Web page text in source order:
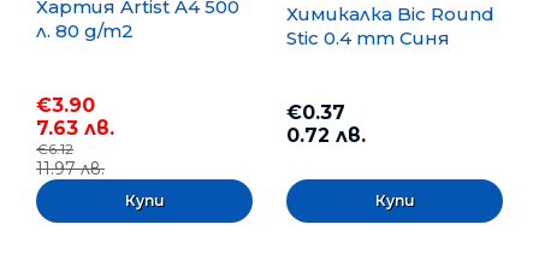
Хартия Artist A4 500
л. 80 g/m2
€3.90
7.63 лв.
€6.12
11.97 лв.
Химикалка Bic Round
Stic 0.4 mm Синя
€0.37
0.72 лв.